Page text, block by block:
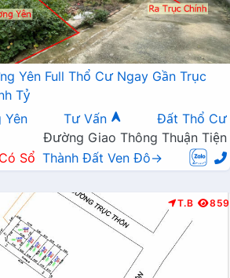
Yên Full Thổ Cư Ngay Gần Trục
Tỷ
Yên Tư Vấn
Đất Thổ Cư
Đường Giao Thông Thuận Tiện
Sổ Thành Đất Ven Đô→
T.B 859